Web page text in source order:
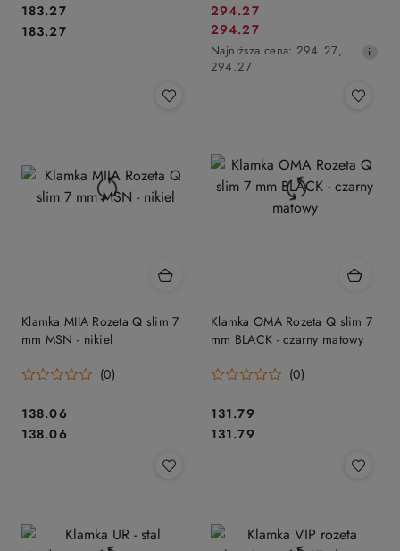
Cena:
183.27
Cena:
183.27
Cena
promocyjna:
294.27
Cena
promocyjna:
294.27
Najniższa
cena
Najniższa cena: 294.27,
294.27
Klamka MIIA Rozeta Q slim 7
mm MSN - nikiel
(0)
Cena:
138.06
Cena:
138.06
Klamka OMA Rozeta Q slim 7
mm BLACK - czarny matowy
(0)
Cena:
131.79
Cena:
131.79